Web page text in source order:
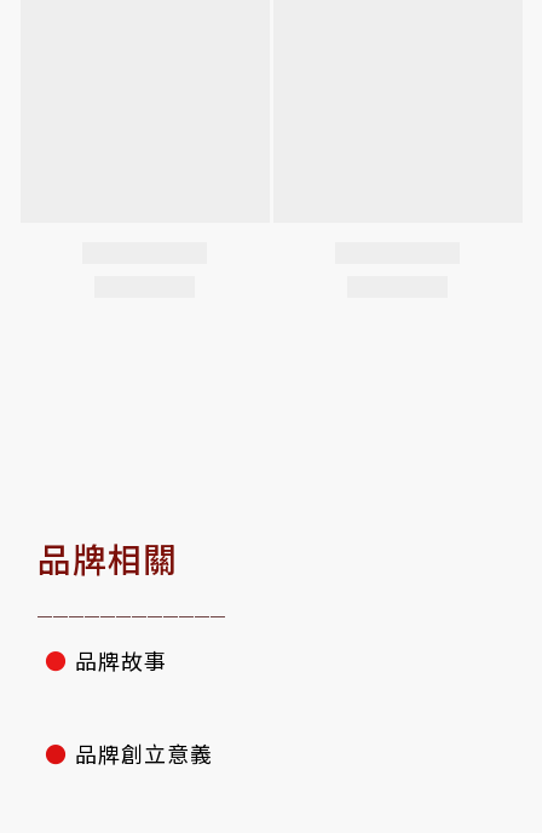
品牌相關
————————————
● 品牌故事
● 品牌創立意義